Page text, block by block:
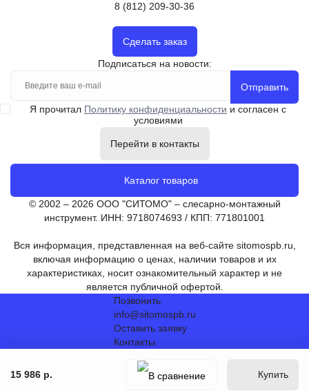
15 986 р. Купить
8 (812) 209-30-36
Сделать заказ
Подписаться на новости:
Отправить
Я прочитал Политику конфиденциальности и согласен с
условиями
Перейти в контакты
Каталог товаров
© 2002 – 2026 ООО "СИТОМО" – слесарно-монтажный
инструмент. ИНН: 9718074693 / КПП: 771801001
Вся информация, представленная на веб-сайте sitomospb.ru,
включая информацию о ценах, наличии товаров и их
характеристиках, носит ознакомительный характер и не
является публичной офертой.
Позвонить
info@sitomospb.ru
Оставить заявку
Контакты